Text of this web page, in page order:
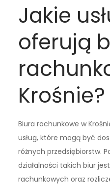
Jakie
oferują
Krośnie?
Biura rachunkowe w
usług, które mogą być
różnych przedsiębiorstw.
działalności takich biur
rachunkowych oraz